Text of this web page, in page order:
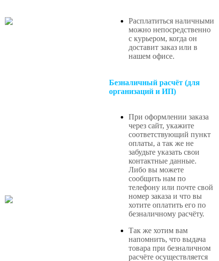
Расплатиться наличными
можно непосредственно
с курьером, когда он
доставит заказ или в
нашем офисе.
Безналичный расчёт (для
организаций и ИП)
При оформлении заказа
через сайт, укажите
соответствующий пункт
оплаты, а так же не
забудьте указать свои
контактные данные.
Либо вы можете
сообщить нам по
телефону или почте свой
номер заказа и что вы
хотите оплатить его по
безналичному расчёту.
Так же хотим вам
напомнить, что выдача
товара при безналичном
расчёте осуществляется